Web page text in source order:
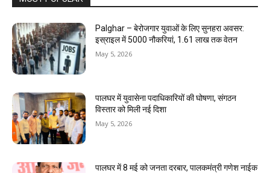
Palghar – बेरोजगार युवाओं के लिए सुनहरा अवसर:
इस्राइल में 5000 नौकरियां, ₹1.61 लाख तक वेतन
May 5, 2026
पालघर में युवासेना पदाधिकारियों की घोषणा, संगठन
विस्तार को मिली नई दिशा
May 5, 2026
पालघर में 8 मई को जनता दरबार, पालकमंत्री गणेश नाईक